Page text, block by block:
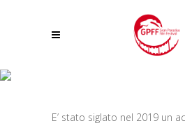
E’ stato siglato nel 2019 un